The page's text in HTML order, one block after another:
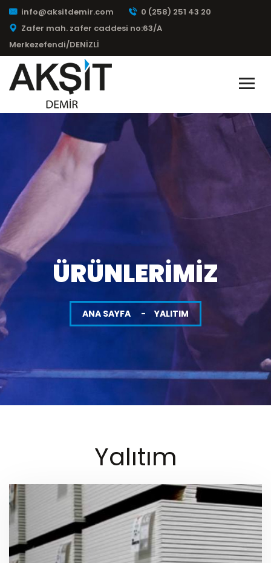
info@aksitdemir.com
0 (258) 251 43 20
Zafer mah. zafer caddesi no:63/A
Merkezefendi/DENİZLİ
ÜRÜNLERIMIZ
ANA SAYFA YALITIM
Yalıtım